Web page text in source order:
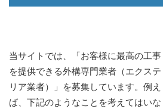
当サイトでは、「お客様に最高の工事
を提供できる外構専門業者（エクステ
リア業者）」を募集しています。例え
ば、下記のようなことを考えてはいな